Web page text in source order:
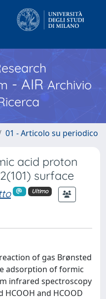
- AIR Archivio
01 - Articolo su periodico
acid proton
surface
Ultimo
of gas Brønsted
adsorption of formic
infrared spectroscopy
and HCOOD